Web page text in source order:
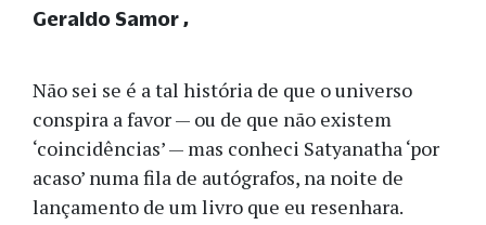
Não sei se é a tal história de que o universo
conspira a favor — ou de que não existem
‘coincidências’ — mas conheci Satyanatha ‘por
acaso’ numa fila de autógrafos, na noite de
lançamento de um livro que eu resenhara.
Geraldo Samor